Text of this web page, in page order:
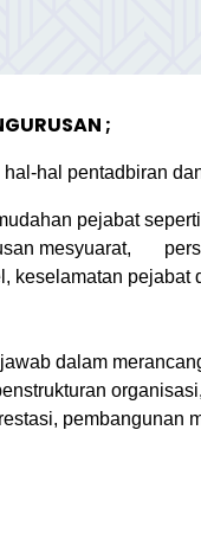
;
hal pentadbiran
pejabat
mesyuarat,
keselamatan
dalam
pembangunan